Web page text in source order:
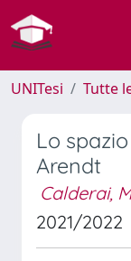
UNITesi Tutte
Lo
Arendt
Calderai,
2021/2022